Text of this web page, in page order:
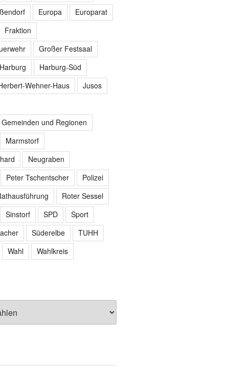
Europa
Europarat
Fraktion
Großer Festsaal
Harburg-Süd
Wehner-Haus
Jusos
und Regionen
Marmstorf
Neugraben
Peter Tschentscher
Polizei
Roter Sessel
Sinstorf
SPD
Sport
Süderelbe
TUHH
Wahl
Wahlkreis